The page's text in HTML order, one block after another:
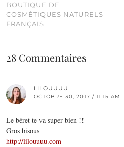
BOUTIQUE DE
COSMÉTIQUES NATURELS
FRANÇAIS
28 Commentaires
LILOUUUU
OCTOBRE 30, 2017 / 11:15 AM
Le béret te va super bien !!
Gros bisous
http://lilouuuu.com